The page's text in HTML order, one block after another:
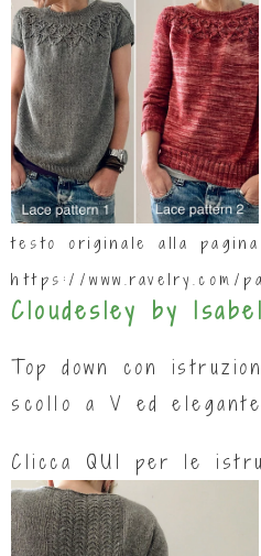
testo originale alla pagina
https://www.ravelry.com/
Cloudesley by
Top down con
scollo a V ed
Clicca QUI per le